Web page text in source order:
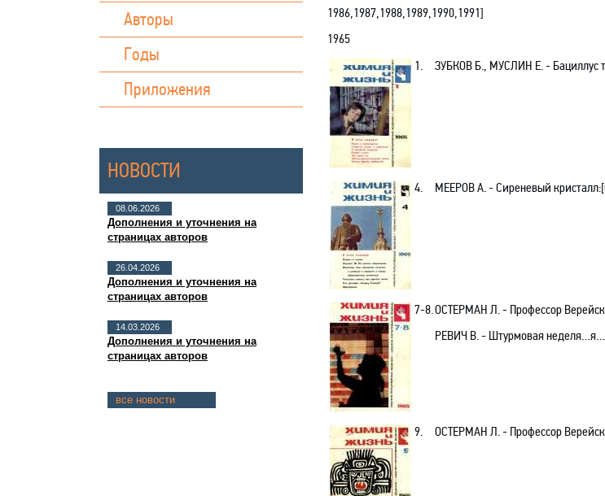
Авторы
Годы
Приложения
НОВОСТИ
08.06.2026
Дополнения и уточнения на
страницах авторов
26.04.2026
Дополнения и уточнения на
страницах авторов
14.03.2026
Дополнения и уточнения на
страницах авторов
все новости
1986,1987,1988,1989,1990,1991]
1965
1.
ЗУБКОВ Б., МУСЛИН Е. - Бациллус
4. МЕЕРОВ А. - Сиреневый
7-8.ОСТЕРМАН Л. - Профессор
РЕВИЧ В. - Штурмовая
9. ОСТЕРМАН Л. - Профессор